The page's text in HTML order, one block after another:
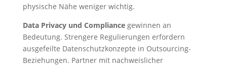
physische Nähe weniger wichtig.
Data Privacy und Compliancegewinnen an
Bedeutung. Strengere Regulierungen erfordern
ausgefeilte Datenschutzkonzepte in Outsourcing-
Beziehungen. Partner mit nachweislicher